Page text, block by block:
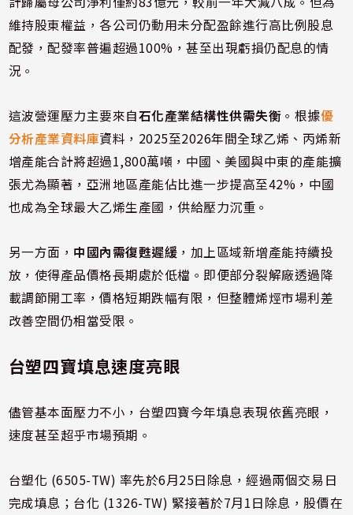
維持股東權益，各公司仍動用未分配盈餘進行高比例股息
配發，配發率普遍超過100%，甚至出現虧損仍配息的情
況。
這波營運壓力主要來自石化產業結構性供需失衡 。根據優
分析產業資料庫資料，2025至2026年間全球乙烯、丙烯新
增產能合計將超過1,800萬噸，中國、美國與中東的產能擴
張尤為顯著，亞洲地區產能佔比進一步提高至42%，中國
也成為全球最大乙烯生產國，供給壓力沉重。
另一方面， 中國內需復甦遲緩 ，加上區域新增產能持續投
放，使得產品價格長期處於低檔。即便部分裂解廠透過降
載調節開工率，價格短期跌幅有限，但整體烯烴市場利差
改善空間仍相當受限。
台塑四寶填息速度亮眼
儘管基本面壓力不小，台塑四寶今年填息表現依舊亮眼，
速度甚至超乎市場預期。
台塑化 (6505-TW) 率先於6月25日除息，經過兩個交易日
完成填息；台化 (1326-TW) 緊接著於7月1日除息，股價在